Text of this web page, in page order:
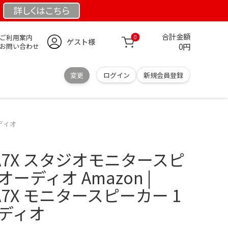
詳しくはこちら
利用案内
問い合わせ
ゲスト様 0 合計金額
0円
変更 ログイン 新規会員登録
ィオ
スタジオモニタースピ
ーディオ Amazon |
モニタースピーカー 1
ィオ